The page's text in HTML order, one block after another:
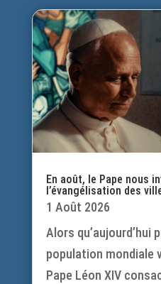
En août, le Pape nous
l’évangélisation des
1 Août 2026
Alors qu’aujourd’hui
population mondiale
Pape Léon XIV